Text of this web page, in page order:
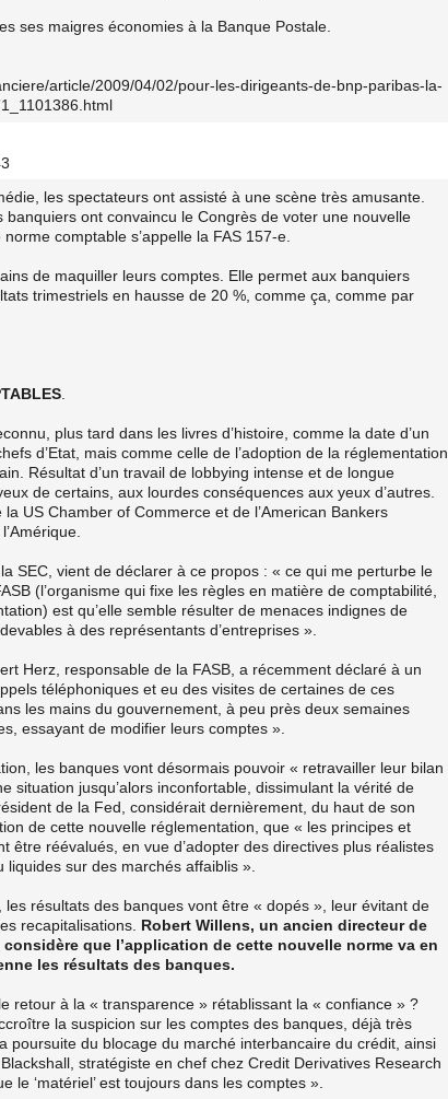
ses maigres économies à la Banque Postale.
article/2009/04/02/pour-les-dirigeants-de-bnp-paribas-la-
les spectateurs ont assisté à une scène très amusante.
banquiers ont convaincu le Congrès de voter une nouvelle
comptable s’appelle la FAS 157-e.
de maquiller leurs comptes. Elle permet aux banquiers
trimestriels en hausse de 20 %, comme ça, comme par
plus tard dans les livres d’histoire, comme la date d’un
d’Etat, mais comme celle de l’adoption de la réglementation
Résultat d’un travail de lobbying intense et de longue
de certains, aux lourdes conséquences aux yeux d’autres.
US Chamber of Commerce et de l’American Bankers
SEC, vient de déclarer à ce propos : « ce qui me perturbe le
(l’organisme qui fixe les règles en matière de comptabilité,
est qu’elle semble résulter de menaces indignes de
à des représentants d’entreprises ».
Herz, responsable de la FASB, a récemment déclaré à un
téléphoniques et eu des visites de certaines de ces
les mains du gouvernement, à peu près deux semaines
essayant de modifier leurs comptes ».
les banques vont désormais pouvoir « retravailler leur bilan
situation jusqu’alors inconfortable, dissimulant la vérité de
de la Fed, considérait dernièrement, du haut de son
de cette nouvelle réglementation, que « les principes et
être réévalués, en vue d’adopter des directives plus réalistes
sur des marchés affaiblis ».
résultats des banques vont être « dopés », leur évitant de
recapitalisations. Robert Willens, un ancien directeur de
que l’application de cette nouvelle norme va en
les résultats des banques.
retour à la « transparence » rétablissant la « confiance » ?
la suspicion sur les comptes des banques, déjà très
poursuite du blocage du marché interbancaire du crédit, ainsi
stratégiste en chef chez Credit Derivatives Research
le ‘matériel’ est toujours dans les comptes ».